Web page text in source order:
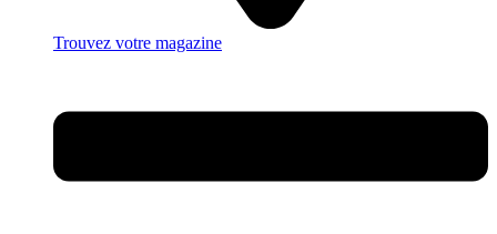
Trouvez votre magazine